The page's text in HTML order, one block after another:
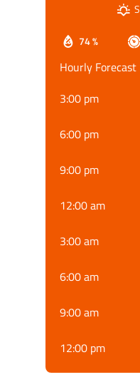
74 %
Hourly Forecast
3:00 pm
6:00 pm
9:00 pm
12:00 am
3:00 am
6:00 am
9:00 am
12:00 pm